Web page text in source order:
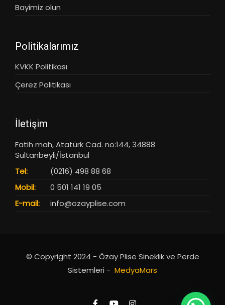
Bayimiz olun
Politikalarımız
KVKK Politikası
Çerez Politikası
İletişim
Fatih mah, Atatürk Cad. no:144, 34888
Sultanbeyli/İstanbul
Tel:
(0216) 498 88 68
Mobil:
0 501 141 19 05
E-mail:
info@ozayplise.com
© Copyright 2024 - Özay Plise Sineklik ve Perde
Sistemleri - MedyaMars